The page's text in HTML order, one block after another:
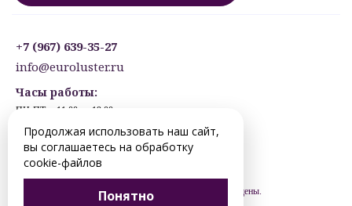
+7 (967) 639-35-27
info@euroluster.ru
Часы работы:
ПН-ПТ: с 11:00 до 19:00
ВС: ВЫХОДНОЙ
Предварительная запись.
© 2012-2026 hanty-mansiysk.euroluster.ru. Все права защищены.
Продолжая использовать наш сайт,
вы соглашаетесь на обработку
cookie-файлов
Понятно